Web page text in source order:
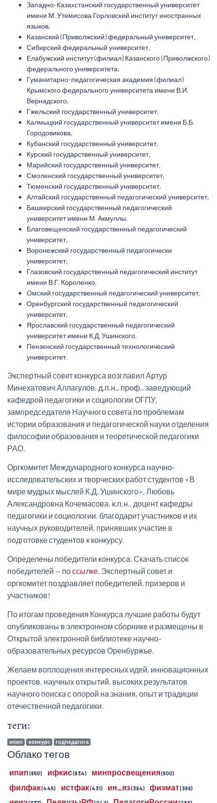
Западно-Казахстанский государственный университет
имени М. Утемисова Горловский институт иностранных
языков,
Казанский (Приволжский) федеральный университет,
Сибирский федеральный университет,
Елабужский институт (филиал) Казанского (Приволжского)
федерального университета,
Гуманитарно-педагогическая академия (филиал)
Крымского федерального университета имени В.И.
Вернадского,
Гжельский государственный университет,
Калмыцкий государственный университет имени Б.Б.
Городовикова,
Кубанский государственный университет,
Курский государственный университет,
Марийский государственный университет,
Смоленский государственный университет,
Тюменский государственный университет,
Алтайский государственный педагогический университет,
Башкирский государственный педагогический
университет имени М. Акмуллы,
Благовещенский государственный педагогический
университет,
Воронежский государственный педагогически
университет,
Глазовский государственный педагогический институт
имени В.Г. Короленко,
Омский государственный педагогический университет,
Оренбургский государственный педагогический
университет,
Ярославский государственный педагогический
университет имени К.Д. Ушинского,
Пензенский государственный технологический
университет.
Экспертный совет конкурса возглавил Артур
Минехатович Аллагулов, д.п.н., проф., заведующий
кафедрой педагогики и социологии ОГПУ,
зампредседателя Научного совета по проблемам
истории образования и педагогической науки отделения
философии образования и теоретической педагогики
РАО.
Оргкомитет Международного конкурса научно-
исследовательских и творческих работ студентов «В
мире мудрых мыслей К.Д. Ушинского», Любовь
Александровна Кочемасова, к.п.н., доцент кафедры
педагогики и социологии, благодарит участников и их
научных руководителей, принявших участие в
подготовке студентов к конкурсу.
Определены победители конкурса. Скачать список
победителей — поссылке. Экспертный совет и
оргкомитет поздравляет победителей, призеров и
участников!
По итогам проведения Конкурса лучшие работы будут
опубликованы в электронном сборнике и размещены в
Открытой электронной библиотеке научно-
образовательных ресурсов Оренбуржье.
Желаем воплощения интересных идей, инновационных
проектов, научных открытий, высоких результатов
научного поиска с опорой на знания, опыт и традиции
отечественной педагогики.
теги:
ипип конкурс годпедагога
Облако тегов
ипип(850) ифкис(834) минпросвещения(600)
филфак(445) истфак(431) ин_яз(394) физмат(369)